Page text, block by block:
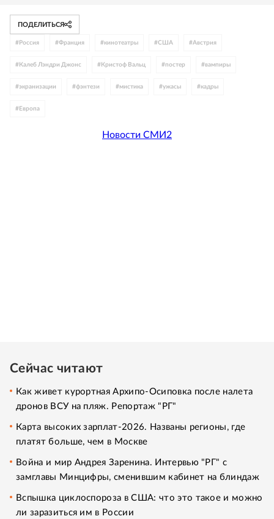
ПОДЕЛИТЬСЯ
# Россия #Франция #кинотеатры #США #Австрия
# Калеб Лэндри Джонс # Кристоф Вальц #постер #вампиры
#экранизации #фэнтези #мистика #ужасы #кадры
# Европа
Новости СМИ2
Сейчас читают
Как живет курортная Архипо-Осиповка после налета
дронов ВСУ на пляж. Репортаж "РГ"
Карта высоких зарплат-2026. Названы регионы, где
платят больше, чем в Москве
Война и мир Андрея Заренина. Интервью "РГ" с
замглавы Минцифры, сменившим кабинет на блиндаж
Вспышка циклоспороза в США: что это такое и можно
ли заразиться им в России